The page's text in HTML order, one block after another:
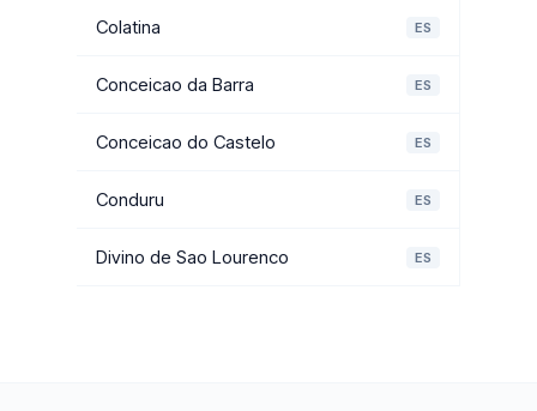
Colatina ES
Conceicao da Barra ES
Conceicao do Castelo ES
Conduru ES
Divino de Sao Lourenco ES